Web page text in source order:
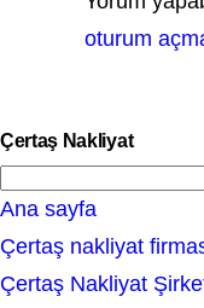
oturum
Çertaş Nakliyat
e
a
r
Ana sayfa
Çertaş nakliyat
Çertaş Nakliyat